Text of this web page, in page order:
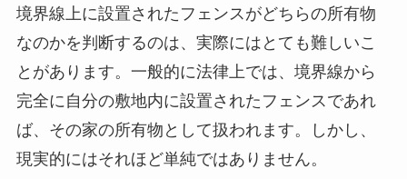
境界線上に設置されたフェンスがどちらの所有物
なのかを判断するのは、実際にはとても難しいこ
とがあります。一般的に法律上では、境界線から
完全に自分の敷地内に設置されたフェンスであれ
ば、その家の所有物として扱われます。しかし、
現実的にはそれほど単純ではありません。